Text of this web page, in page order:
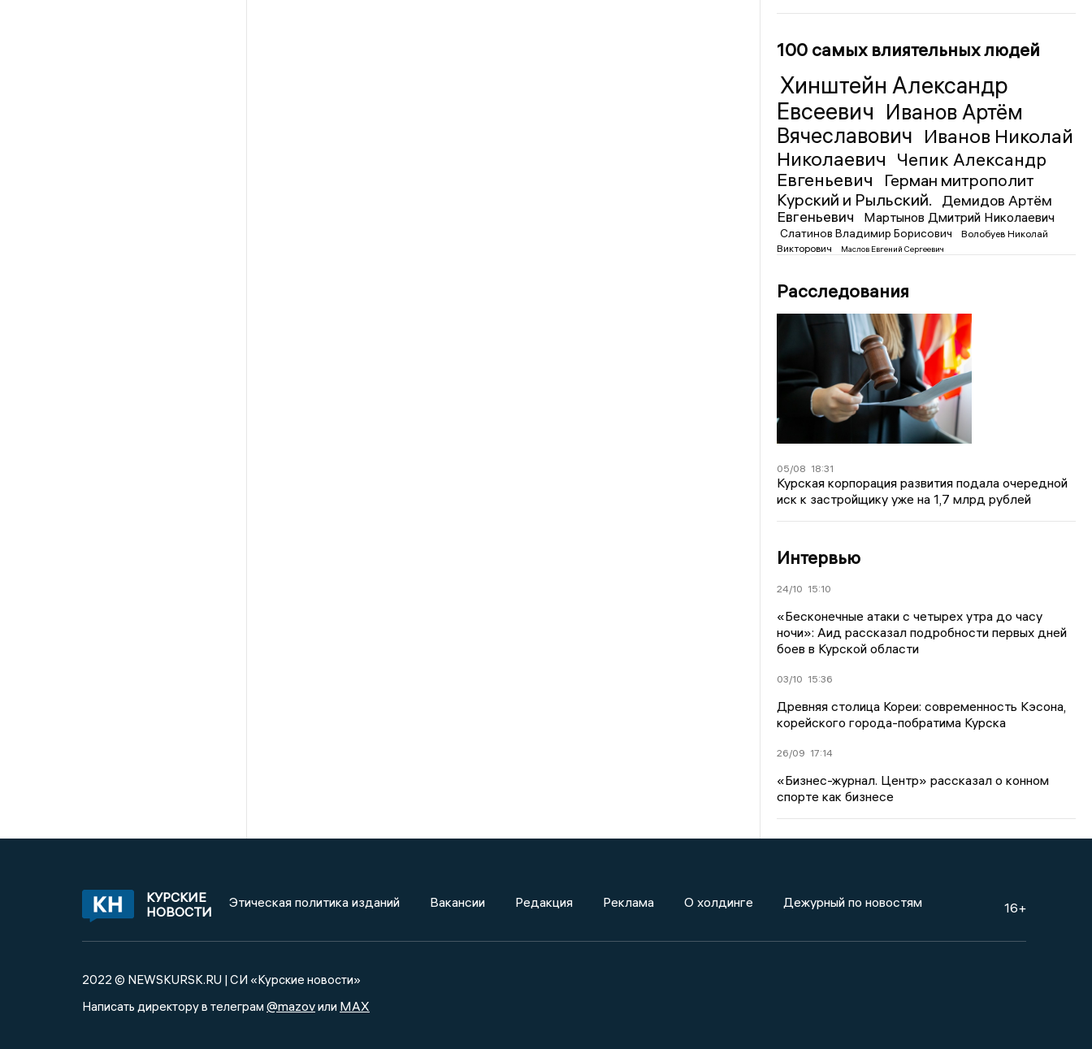
100 самых влиятельных людей
Хинштейн Александр
Евсеевич Иванов Артём
Вячеславович Иванов Николай
Николаевич Чепик Александр
Евгеньевич
Герман митрополит
Курский и Рыльский.
Демидов Артём
Евгеньевич
Мартынов Дмитрий Николаевич
Слатинов Владимир Борисович
Волобуев Николай
Викторович
Маслов Евгений Сергеевич
Расследования
05/08 18:31
Курская корпорация развития подала очередной
иск к застройщику уже на 1,7 млрд рублей
Интервью
24/10 15:10
«Бесконечные атаки с четырех утра до часу
ночи»: Аид рассказал подробности первых дней
боев в Курской области
03/10 15:36
Древняя столица Кореи: современность Кэсона,
корейского города-побратима Курска
26/09 17:14
«Бизнес-журнал. Центр» рассказал о конном
спорте как бизнесе
КУРСКИЕ
НОВОСТИ
Этическая политика изданий Вакансии Редакция Реклама О холдинге Дежурный по новостям 16+
2022 © NEWSKURSK.RU | СИ «Курские новости»
Написать директору в телеграм @mazovили MAX